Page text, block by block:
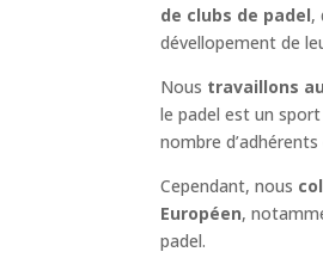
de clubs de padel,
dévellopement de
Nous travaillons
le padel est un
nombre
Cependant, nous
Européen,
padel.